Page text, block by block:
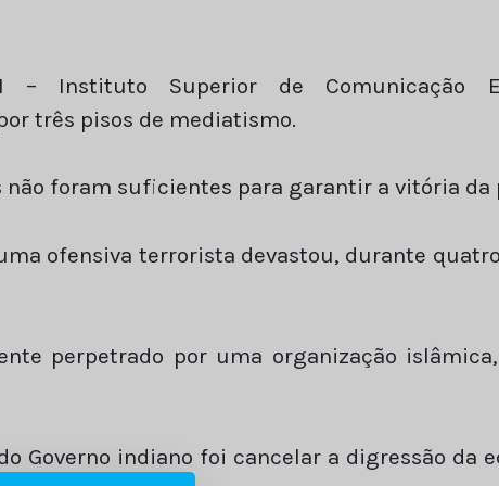
– Instituto Superior de Comunicação
três pisos de mediatismo.
foram suficientes para garantir a vitória da
ofensiva terrorista devastou, durante
perpetrado por uma organização
Governo indiano foi cancelar a digressão da